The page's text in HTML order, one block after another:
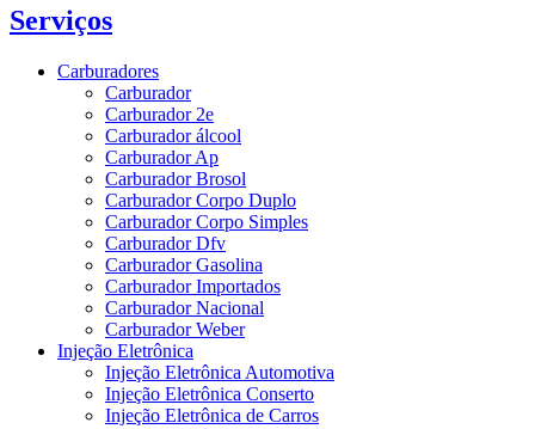
Serviços
Carburadores
Carburador
Carburador 2e
Carburador álcool
Carburador Ap
Carburador Brosol
Carburador Corpo Duplo
Carburador Corpo Simples
Carburador Dfv
Carburador Gasolina
Carburador Importados
Carburador Nacional
Carburador Weber
Injeção Eletrônica
Injeção Eletrônica Automotiva
Injeção Eletrônica Conserto
Injeção Eletrônica de Carros